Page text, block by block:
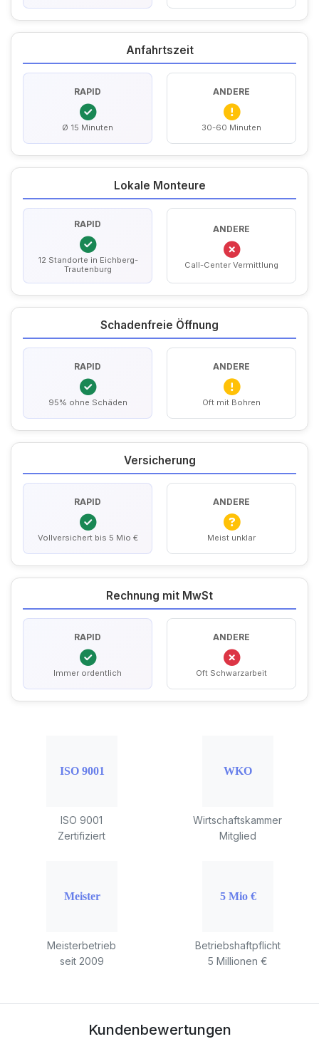
Anfahrtszeit
RAPID
Ø 15 Minuten
ANDERE
30-60 Minuten
Lokale Monteure
RAPID
12 Standorte in Eichberg-
Trautenburg
ANDERE
Call-Center Vermittlung
Schadenfreie Öffnung
RAPID
95% ohne Schäden
ANDERE
Oft mit Bohren
Versicherung
RAPID
Vollversichert bis 5 Mio €
ANDERE
Meist unklar
Rechnung mit MwSt
RAPID
Immer ordentlich
ANDERE
Oft Schwarzarbeit
ISO 9001
Zertifiziert
Wirtschaftskammer
Mitglied
Meisterbetrieb
seit 2009
Betriebshaftpflicht
5 Millionen €
Kundenbewertungen